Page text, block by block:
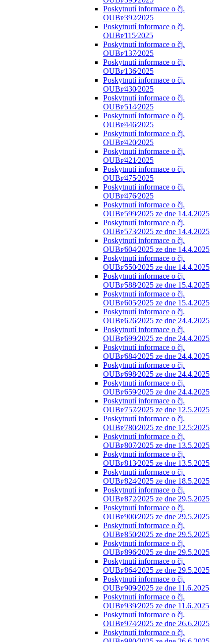
Poskytnutí informace o čj.
OUBr⁄392⁄2025
Poskytnutí informace o čj.
OUBr⁄115⁄2025
Poskytnutí informace o čj.
OUBr⁄137⁄2025
Poskytnutí informace o čj.
OUBr⁄136⁄2025
Poskytnutí informace o čj.
OUBr⁄430⁄2025
Poskytnutí informace o čj.
OUBr⁄514⁄2025
Poskytnutí informace o čj.
OUBr⁄446⁄2025
Poskytnutí informace o čj.
OUBr⁄420⁄2025
Poskytnutí informace o čj.
OUBr⁄421⁄2025
Poskytnutí informace o čj.
OUBr⁄475⁄2025
Poskytnutí informace o čj.
OUBr⁄476⁄2025
Poskytnutí informace o čj.
OUBr⁄599⁄2025 ze dne 14.4.2025
Poskytnutí informace o čj.
OUBr⁄573⁄2025 ze dne 14.4.2025
Poskytnutí informace o čj.
OUBr⁄604⁄2025 ze dne 14.4.2025
Poskytnutí informace o čj.
OUBr⁄550⁄2025 ze dne 14.4.2025
Poskytnutí informace o čj.
OUBr⁄588⁄2025 ze dne 15.4.2025
Poskytnutí informace o čj.
OUBr⁄605⁄2025 ze dne 15.4.2025
Poskytnutí informace o čj.
OUBr⁄626⁄2025 ze dne 24.4.2025
Poskytnutí informace o čj.
OUBr⁄699⁄2025 ze dne 24.4.2025
Poskytnutí informace o čj.
OUBr⁄684⁄2025 ze dne 24.4.2025
Poskytnutí informace o čj.
OUBr⁄698⁄2025 ze dne 24.4.2025
Poskytnutí informace o čj.
OUBr⁄659⁄2025 ze dne 24.4.2025
Poskytnutí informace o čj.
OUBr⁄757⁄2025 ze dne 12.5.2025
Poskytnutí informace o čj.
OUBr⁄780⁄2025 ze dne 12.5:2025
Poskytnutí informace o čj.
OUBr⁄807⁄2025 ze dne 13.5.2025
Poskytnutí informace o čj.
OUBr⁄813⁄2025 ze dne 13.5.2025
Poskytnutí informace o čj.
OUBr⁄824⁄2025 ze dne 18.5.2025
Poskytnutí informace o čj.
OUBr⁄872⁄2025 ze dne 29.5.2025
Poskytnutí informace o čj.
OUBr⁄900⁄2025 ze dne 29.5.2025
Poskytnutí informace o čj.
OUBr⁄850⁄2025 ze dne 29.5.2025
Poskytnutí informace o čj.
OUBr⁄896⁄2025 ze dne 29.5.2025
Poskytnutí informace o čj.
OUBr⁄864⁄2025 ze dne 29.5.2025
Poskytnutí informace o čj.
OUBr⁄909⁄2025 ze dne 11.6.2025
Poskytnutí informace o čj.
OUBr⁄939⁄2025 ze dne 11.6.2025
Poskytnutí informace o čj.
OUBr⁄974⁄2025 ze dne 26.6.2025
Poskytnutí informace o čj.